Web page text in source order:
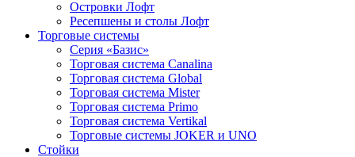
Островки Лофт
Ресепшены и столы Лофт
Торговые системы
Серия «Базис»
Торговая система Canalina
Торговая система Global
Торговая система Mister
Торговая система Primo
Торговая система Vertikal
Торговые системы JOKER и UNO
Стойки